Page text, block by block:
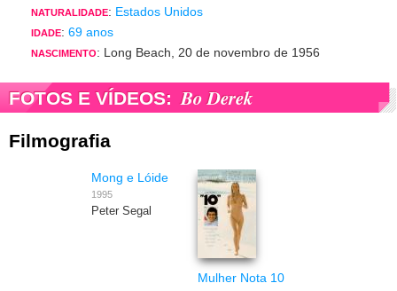
NATURALIDADE: Estados Unidos
IDADE: 69 anos
NASCIMENTO: Long Beach, 20 de novembro de 1956
FOTOS E VÍDEOS: Bo Derek
Filmografia
Mong e Lóide
1995
Peter Segal
Mulher Nota 10